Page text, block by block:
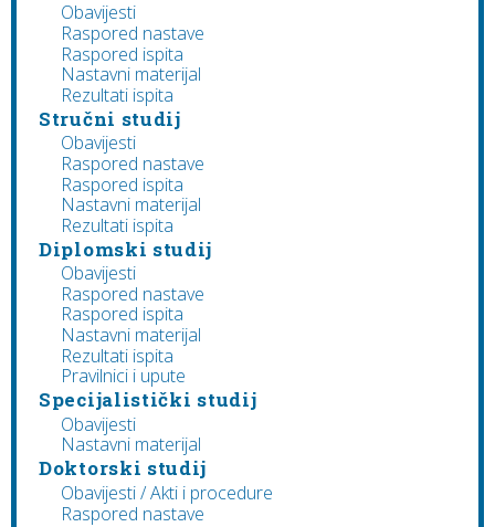
Obavijesti
Raspored nastave
Raspored ispita
Nastavni materijal
Rezultati ispita
Stručni studij
Obavijesti
Raspored nastave
Raspored ispita
Nastavni materijal
Rezultati ispita
Diplomski studij
Obavijesti
Raspored nastave
Raspored ispita
Nastavni materijal
Rezultati ispita
Pravilnici i upute
Specijalistički studij
Obavijesti
Nastavni materijal
Doktorski studij
Obavijesti / Akti i procedure
Raspored nastave